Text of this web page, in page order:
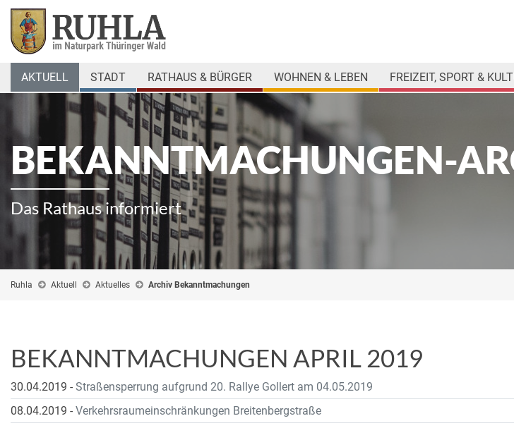
AKTUELL STADT RATHAUS & BÜRGER WOHNEN & LEBEN FREIZEIT, SPORT &
BEKANNTMACHUNGEN-
Das Rathaus informiert
Ruhla Aktuell Aktuelles Archiv Bekanntmachungen
BEKANNTMACHUNGEN APRIL 2019
30.04.2019 - Straßensperrung aufgrund 20. Rallye Gollert am 04.05.2019
08.04.2019 - Verkehrsraumeinschränkungen Breitenbergstraße